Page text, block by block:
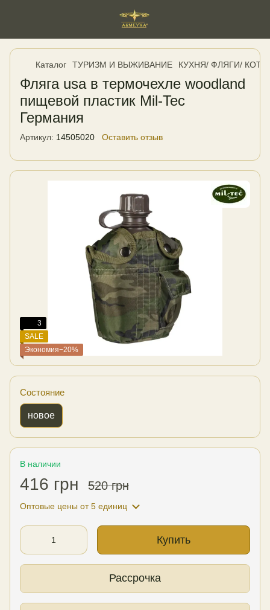
Каталог ТУРИЗМ И ВЫЖИВАНИЕ КУХНЯ/ ФЛЯГИ/
Фляга usa в термочехле woodland
пищевой пластик Mil-Tec
Германия
Артикул: 14505020 Оставить отзыв
3
SALE
Экономия−20%
Состояние
новое
В наличии
416 грн 520 грн
Оптовые цены от 5 единиц
Купить
Рассрочка